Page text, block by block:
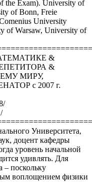
the Exam). University of
of Bonn, Freie
University
of Warsaw, University of
&
&
МИРУ,
с 2007 г.
Университета,
доцент кафедры
уровень начальной
удивлять. Для
– поскольку
воплощением физики